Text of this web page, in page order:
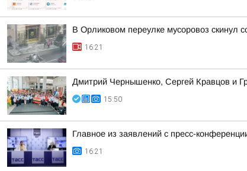
В Орликовом переулке мусоровоз скинул
16:21
Дмитрий Чернышенко, Сергей Кравцов и
15:50
Главное из заявлений с пресс-
16:21